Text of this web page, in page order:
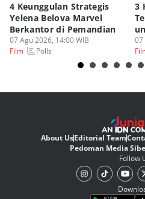
4 Keunggulan Strategis
Yelena Belova Marvel
Berkantor di Pemandian
07 Agu 2026, 14:00 WIB
Film
Polls
3
07
About UsEditorial Team
Pedoman Media
Follow